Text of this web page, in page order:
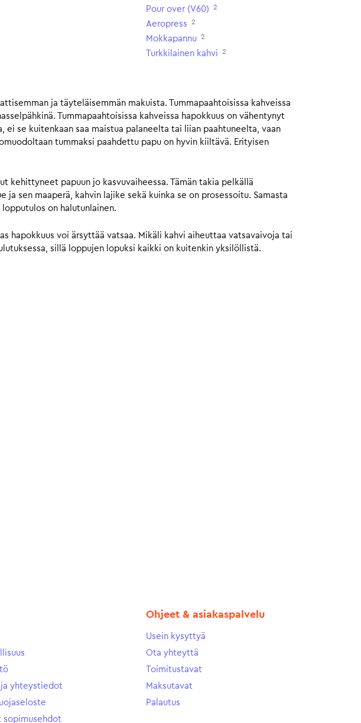
Pour over (V60) 2
Aeropress 2
Mokkapannu 2
Turkkilainen kahvi 2
ja täyteläisemmän makuista. Tummapaahtoisissa kahveissa
Tummapaahtoisissa kahveissa hapokkuus on vähentynyt
se kuitenkaan saa maistua palaneelta tai liian paahtuneelta, vaan
tummaksi paahdettu papu on hyvin kiiltävä. Erityisen
kehittyneet papuun jo kasvuvaiheessa. Tämän takia pelkällä
sen maaperä, kahvin lajike sekä kuinka se on prosessoitu. Samasta
on halutunlainen.
hapokkuus voi ärsyttää vatsaa. Mikäli kahvi aiheuttaa vatsavaivoja tai
sillä loppujen lopuksi kaikki on kuitenkin yksilöllistä.
ja yhteystiedot
sopimusehdot
Ohjeet & asiakaspalvelu
Usein kysyttyä
Ota yhteyttä
Toimitustavat
Maksutavat
Palautus